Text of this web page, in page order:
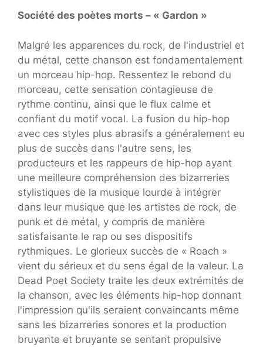
Société des poètes morts – « Gardon »
Malgré les apparences du rock, de l'industriel et
du métal, cette chanson est fondamentalement
un morceau hip-hop. Ressentez le rebond du
morceau, cette sensation contagieuse de
rythme continu, ainsi que le flux calme et
confiant du motif vocal. La fusion du hip-hop
avec ces styles plus abrasifs a généralement eu
plus de succès dans l'autre sens, les
producteurs et les rappeurs de hip-hop ayant
une meilleure compréhension des bizarreries
stylistiques de la musique lourde à intégrer
dans leur musique que les artistes de rock, de
punk et de métal, y compris de manière
satisfaisante le rap ou ses dispositifs
rythmiques. Le glorieux succès de « Roach »
vient du sérieux et du sens égal de la valeur. La
Dead Poet Society traite les deux extrémités de
la chanson, avec les éléments hip-hop donnant
l'impression qu'ils seraient convaincants même
sans les bizarreries sonores et la production
bruyante et bruyante se sentant propulsive